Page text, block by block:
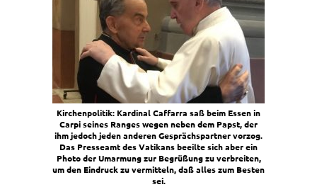
Kir­chen­po­li­tik: Kar­di­nal Caf­farra saß beim Essen in
Car­pi sei­nes Ran­ges wegen neben dem Papst, der
ihm jedoch jeden ande­ren Gesprächs­part­ner vor­zog.
Das Pres­se­amt des Vati­kans beeil­te sich aber ein
Pho­to der Umar­mung zur Begrü­ßung zu ver­brei­ten,
um den Ein­druck zu ver­mit­teln, daß alles zum Besten
sei.